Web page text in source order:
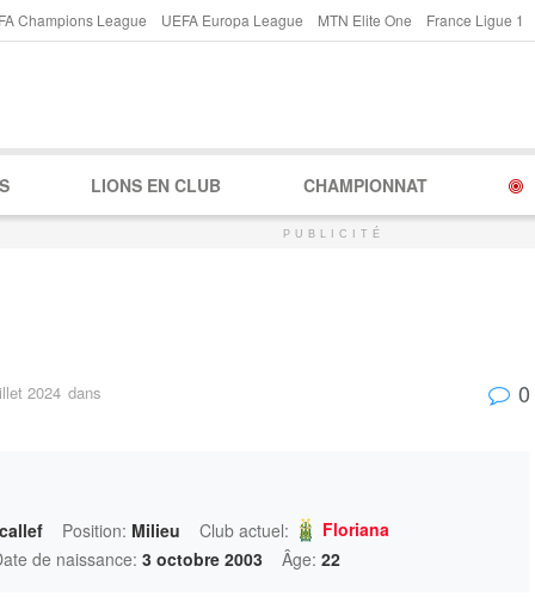
Champions League UEFA Europa League MTN Elite One France Ligue 1
LIONS EN CLUB CHAMPIONNAT
PUBLICITÉ
2024 dans 0
Position: Milieu Club actuel:
Floriana
de naissance: 3 octobre 2003 Âge: 22